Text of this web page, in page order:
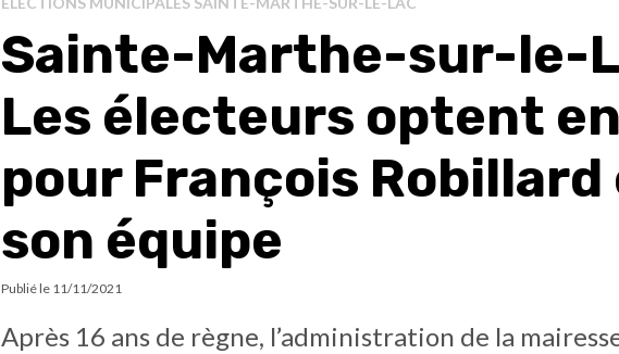
Sainte-Marthe-sur-le-
Les électeurs optent
pour François Robillard
son équipe
Publié le 11/11/2021
Après 16 ans de règne, l’administration de la